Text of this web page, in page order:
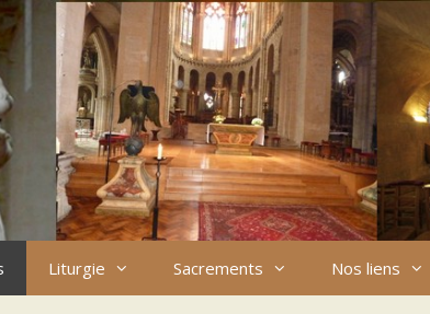
Liturgie Sacrements
Nos liens